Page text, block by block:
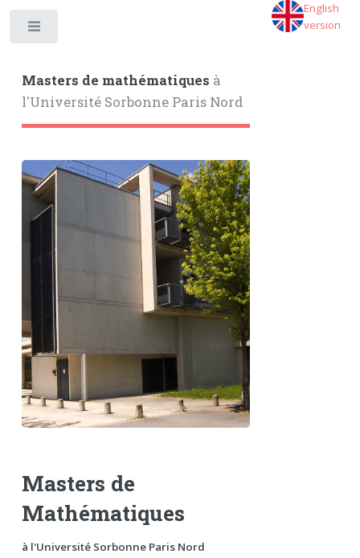
English
version
Masters de mathématiques à
l'Université Sorbonne Paris Nord
Masters de
Mathématiques
à l'Université Sorbonne Paris Nord